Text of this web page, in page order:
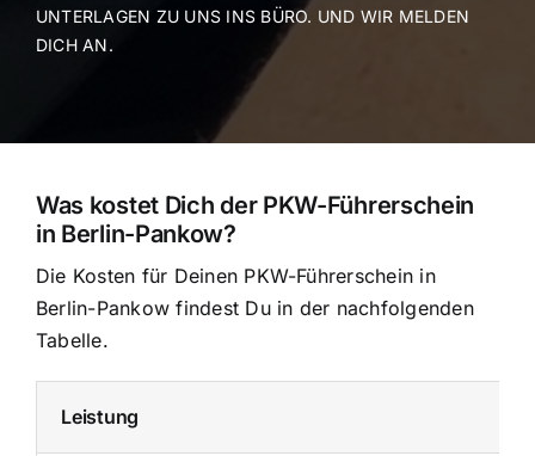
UNTERLAGEN ZU UNS INS BÜRO. UND WIR MELDEN
DICH AN.
Was kostet Dich der PKW-Führerschein
in Berlin-Pankow?
Die Kosten für Deinen PKW-Führerschein in
Berlin-Pankow findest Du in der nachfolgenden
Tabelle.
Leistung